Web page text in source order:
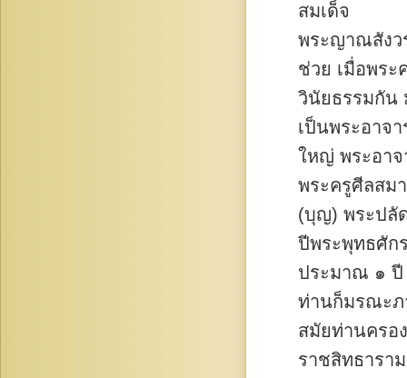
สมเด็จ
พระญาณสังว
ช่วย เมื่อพระ
วินัยธรรมกัน
เป็นพระอาจา
ใหญ่ พระอาจ
พระครูศีลสม
(บุญ) พระปลั
ปีพระพุทธศัก
ประมาณ ๑ ปี
ท่านก็มรณะภ
สมัยท่านครอ
ราชสิทธารา